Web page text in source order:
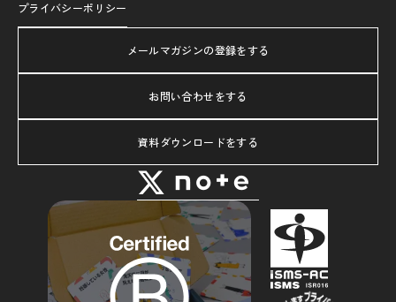
プライバシーポリシー
メールマガジンの登録をする
お問い合わせをする
資料ダウンロードをする